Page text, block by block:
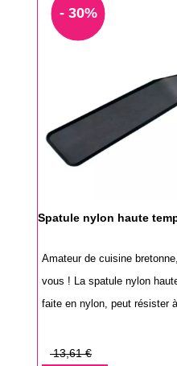
- 30%
Spatule nylon haute
Amateur de cuisine
vous ! La spatule nylon
faite en nylon, peut résister à
Prix
13,61 €